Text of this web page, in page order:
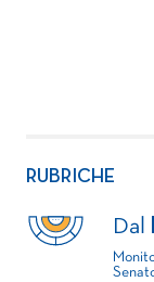
RUBRICHE
Dal